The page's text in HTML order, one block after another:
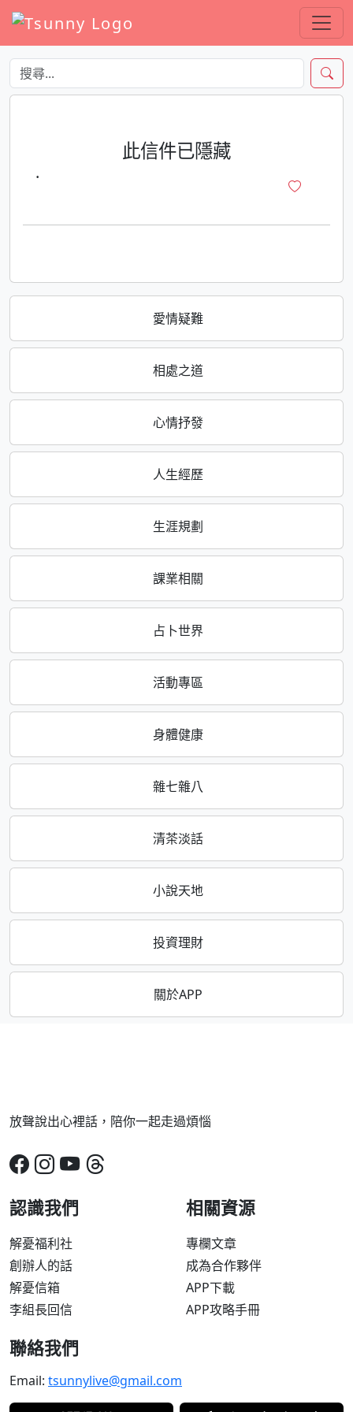
愛情疑難
相處之道
心情抒發
人生經歷
生涯規劃
課業相關
占卜世界
活動專區
身體健康
雜七雜八
清茶淡話
小說天地
投資理財
關於APP
此信件已隱藏
·
放聲說出心裡話，陪你一起走過煩惱
認識我們
解憂福利社
創辦人的話
解憂信箱
李組長回信
相關資源
專欄文章
成為合作夥伴
APP下載
APP攻略手冊
聯絡我們
Email: tsunnylive@gmail.com